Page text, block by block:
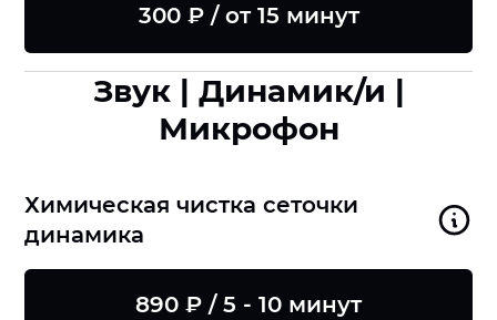
300 ₽ / от 15 минут
Звук | Динамик/и |
Микрофон
Химическая чистка сеточки
динамика
890 ₽ / 5 - 10 минут